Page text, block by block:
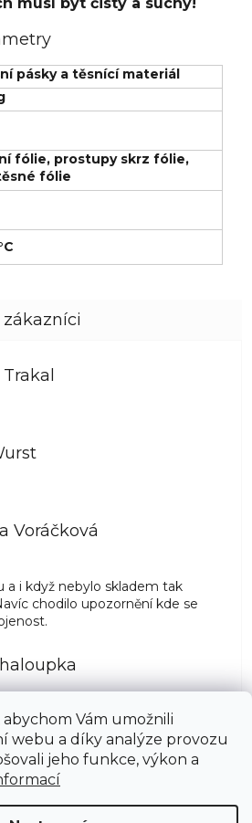
Vám umožnili
webu a díky analýze provozu
jeho funkce, výkon a
pásky a těsnící materiál
fólie, prostupy skrz fólie,
fólie
obchodu je 5 z 5 hvězdiček.
obchodu je 5 z 5 hvězdiček.
Voráčková
obchodu je 5 z 5 hvězdiček.
a i když nebylo skladem tak
chodilo upozornění kde se
obchodu je 5 z 5 hvězdiček.
Zobrazit další hodnocení
. Všechna práva